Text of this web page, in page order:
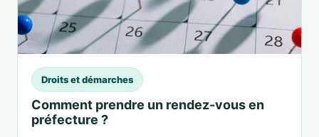
Droits et démarches
Comment prendre un rendez-vous en
préfecture ?